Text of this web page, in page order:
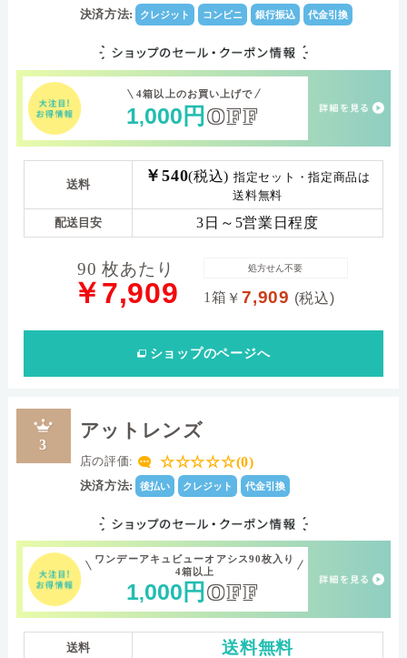
決済方法: クレジット コンビニ 銀行振込 代金引換
4箱以上のお買い上げで
1,000 円 OFF
送料 ￥540(税込) 指定セット・指定商品は
送料無料
配送目安 3日～5営業日程度
90 枚あたり
￥7,909 1箱 ￥7,909 (税込)
処方せん不要
ショップのページへ
3
アットレンズ
店の評価: ☆☆☆☆☆(0)
決済方法: 後払い クレジット 代金引換
ワンデーアキュビューオアシス90枚入り
4箱以上
1,000 円 OFF
送料 送料無料